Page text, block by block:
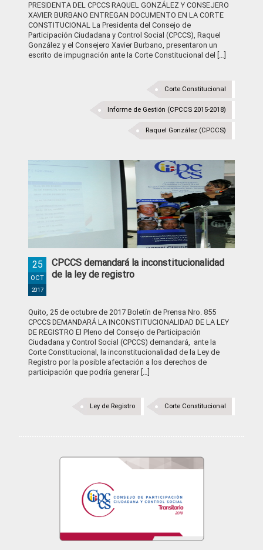
PRESIDENTA DEL CPCCS RAQUEL GONZÁLEZ Y CONSEJERO
XAVIER BURBANO ENTREGAN DOCUMENTO EN LA CORTE
CONSTITUCIONAL La Presidenta del Consejo de
Participación Ciudadana y Control Social (CPCCS), Raquel
González y el Consejero Xavier Burbano, presentaron un
escrito de impugnación ante la Corte Constitucional del […]
Corte Constitucional
Informe de Gestión (CPCCS 2015-2018)
Raquel González (CPCCS)
CPCCS demandará la inconstitucionalidad
de la ley de registro
25
OCT
2017
Quito, 25 de octubre de 2017 Boletín de Prensa Nro. 855
CPCCS DEMANDARÁ LA INCONSTITUCIONALIDAD DE LA LEY
DE REGISTRO El Pleno del Consejo de Participación
Ciudadana y Control Social (CPCCS) demandará, ante la
Corte Constitucional, la inconstitucionalidad de la Ley de
Registro por la posible afectación a los derechos de
participación que podría generar […]
Corte Constitucional
Ley de Registro